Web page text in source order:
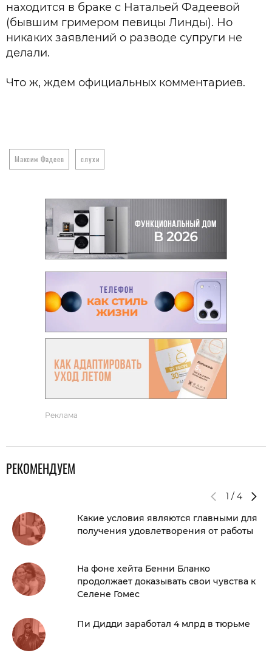
находится в браке с Натальей Фадеевой
(бывшим гримером певицы Линды). Но
никаких заявлений о разводе супруги не
делали.
Что ж, ждем официальных комментариев.
Максим Фадеев слухи
Реклама
РЕКОМЕНДУЕМ
1 / 4
Какие условия являются главными для
получения удовлетворения от работы
На фоне хейта Бенни Бланко
продолжает доказывать свои чувства к
Селене Гомес
Пи Дидди заработал 4 млрд в тюрьме